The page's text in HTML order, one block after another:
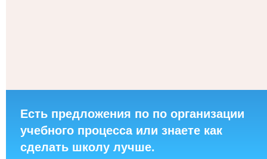
Есть предложения по по организации
учебного процесса или знаете как
сделать школу лучше.